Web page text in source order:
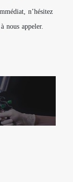
n’hésitez
nous appeler.